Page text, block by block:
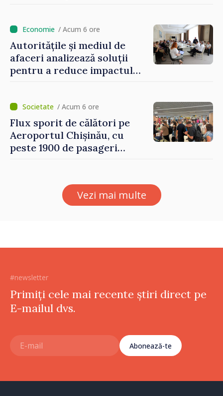
/ Acum 6 ore
Autoritățile și mediul de
afaceri analizează soluții
pentru a reduce impactul
/ Acum 6 ore
Flux sporit de călători pe
Aeroportul Chișinău, cu
peste 1900 de pasageri
Vezi mai multe
#newsletter
Primiți cele mai recente știri direct pe
E-mailul dvs.
Abonează-te